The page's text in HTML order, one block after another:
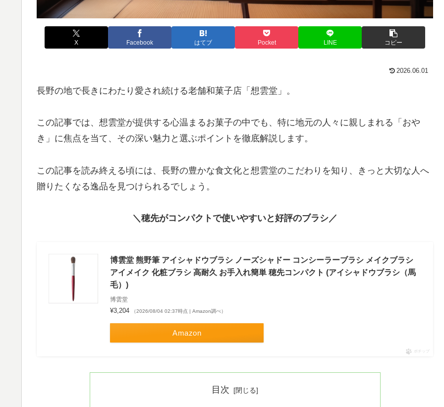
X Facebook はてブ Pocket LINE コピー
2026.06.01
長野の地で長きにわたり愛され続ける老舗和菓子店「想雲堂」。
この記事では、想雲堂が提供する心温まるお菓子の中でも、特に地元の人々に親しまれる「おや
き」に焦点を当て、その深い魅力と選ぶポイントを徹底解説します。
この記事を読み終える頃には、長野の豊かな食文化と想雲堂のこだわりを知り、きっと大切な人へ
贈りたくなる逸品を見つけられるでしょう。
＼穂先がコンパクトで使いやすいと好評のブラシ／
博雲堂 熊野筆 アイシャドウブラシ ノーズシャドー コンシーラーブラシ メイクブラシ
アイメイク 化粧ブラシ 高耐久 お手入れ簡単 穂先コンパクト (アイシャドウブラシ（馬
毛）)
博雲堂
¥3,204 （2026/08/04 02:37時点 | Amazon調べ）
Amazon
ポチップ
目次